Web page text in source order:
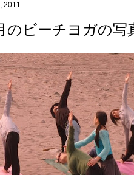
2011
のビーチヨガの写